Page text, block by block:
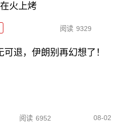
火上烤
阅读 9329
退，伊朗别再幻想了！
阅读 6952 08-02